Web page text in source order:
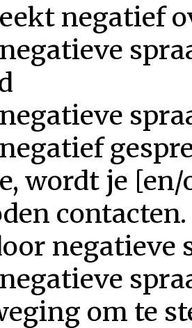
negatief
wordt je
contacten.
negatieve
om te